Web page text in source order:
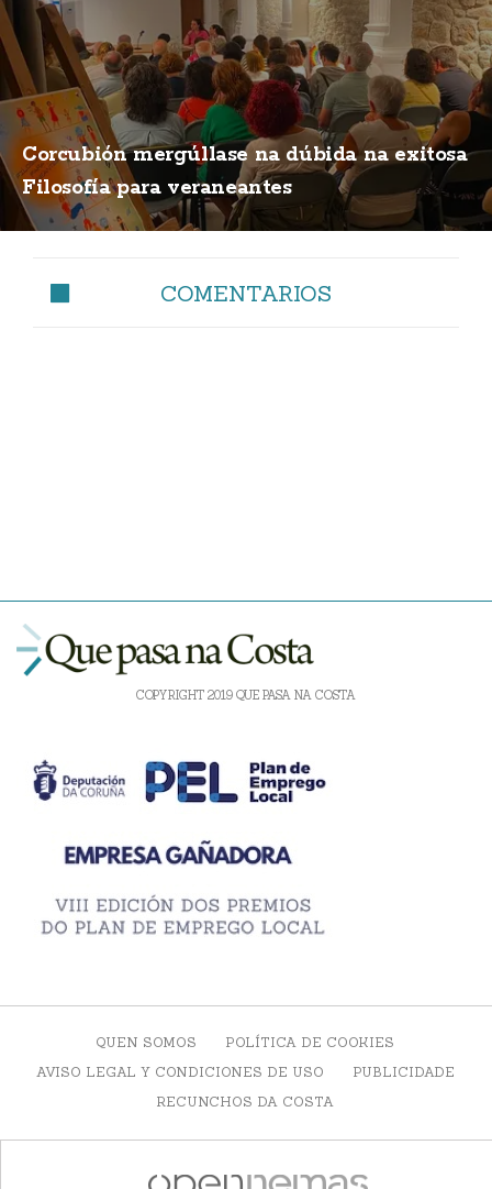
Corcubión mergúllase na dúbida na exitosa
Filosofía para veraneantes
COMENTARIOS
COPYRIGHT 2019 QUE PASA NA COSTA
QUEN SOMOS
POLÍTICA DE COOKIES
AVISO LEGAL Y CONDICIONES DE USO
PUBLICIDADE
RECUNCHOS DA COSTA